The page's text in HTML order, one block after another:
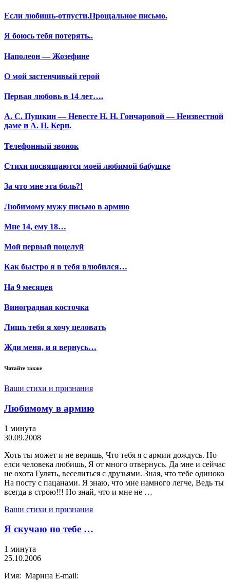
Если любишь-отпусти.Прощальное письмо.
Я боюсь тебя потерять..
Наполеон — Жозефине
О мой застенчивый герой
Первая любовь в 14 лет….
А. С. Пушкин — Невесте Н. Н. Гончаровой — Неизвестной
даме и А. П. Керн.
Телефонный звонок
Стихи посвящаются моей любимой бабушке
За что мне эта боль?!
Любимому мужу письмо в армию
Мне 14, ему 18…
Мой первый поцелуй
Как быстро я в тебя влюбился…
На 9 месяцев
Виноградная косточка
Лишь тебя я хочу целовать
Жди меня, и я вернусь…
Читайте также
Ваши стихи и признания
Любимому в армию
1 минута
30.09.2008
Хоть ты может и не веришь, Что тебя я с армии дождусь. Но
елси человека любишь, Я от много отвернусь. Да мне и сейчас
не охота Гулять, веселиться с друзьями. Зная, что тебе одиноко
На посту с пацанами. Я знаю, что мне намного легче, Ведь ты
всегда в строю!!! Но знай, что и мне не …
Ваши стихи и признания
Я скучаю по тебе …
1 минута
25.10.2006
Имя: Марина E-mail: